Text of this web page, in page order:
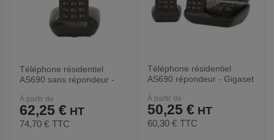
Téléphone résidentiel
AS690 sans répondeur -
À partir de
62,25 €
74,70 € TTC
Téléphone résidentiel
AS690 répondeur - Gigaset
À partir de
50,25 €
60,30 € TTC